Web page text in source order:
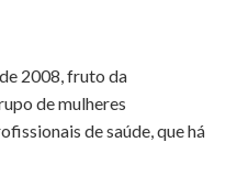
2008, fruto da
de mulheres
de saúde, que há